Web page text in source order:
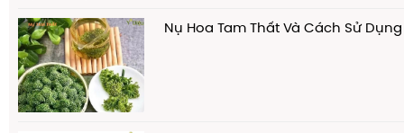
Nụ Hoa Tam Thất Và Cách Sử